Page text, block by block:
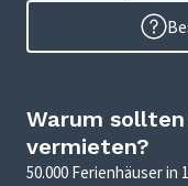
Warum
vermieten?
50.000 Ferienhäuser